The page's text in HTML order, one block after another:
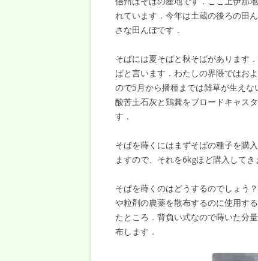
れています．今年は土蔵の後ろの田
さな田んぼです．
そばには夏そばと秋そばがあります
ばと言います．わたしの界隈ではお
ので5月から播種までは雑草が生え
酸苦土石灰と鶏糞をブロードキャス
す．
そばを蒔くにはまずそばの種子を購
ますので、それを6kgほど購入して
そばを蒔くのはどうするのでしょう
や粒剤の農薬を散布するのに使用す
たところ．背負い式なので蒔いた分
布します．